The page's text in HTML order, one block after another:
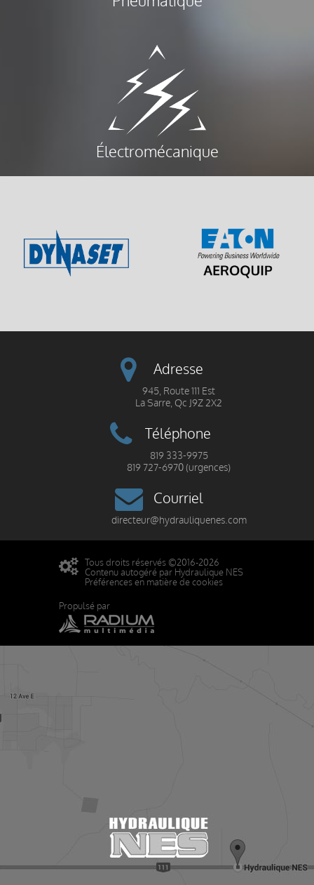
Électromécanique
Adresse
945, Route 111 Est
La Sarre, Qc J9Z 2X2
Téléphone
819 333-9975
819 727-6970 (urgences)
Courriel
directeur@hydrauliquenes.com
Tous droits réservés ©2016-2026
Contenu autogéré par Hydraulique NES
Préférences en matière de cookies
Propulsé par